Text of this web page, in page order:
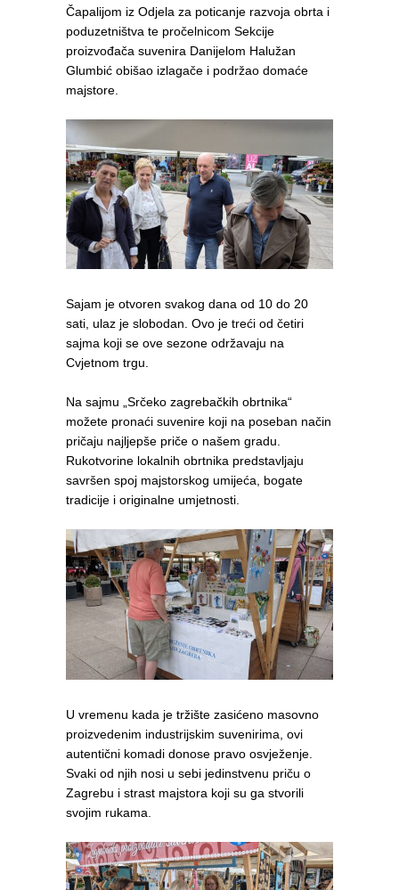
Čapalijom iz Odjela za poticanje razvoja obrta i
poduzetništva te pročelnicom Sekcije
proizvođača suvenira Danijelom Halužan
Glumbić obišao izlagače i podržao domaće
majstore.
Sajam je otvoren svakog dana od 10 do 20
sati, ulaz je slobodan. Ovo je treći od četiri
sajma koji se ove sezone održavaju na
Cvjetnom trgu.
Na sajmu „Srčeko zagrebačkih obrtnika“
možete pronaći suvenire koji na poseban način
pričaju najljepše priče o našem gradu.
Rukotvorine lokalnih obrtnika predstavljaju
savršen spoj majstorskog umijeća, bogate
tradicije i originalne umjetnosti.
U vremenu kada je tržište zasićeno masovno
proizvedenim industrijskim suvenirima, ovi
autentični komadi donose pravo osvježenje.
Svaki od njih nosi u sebi jedinstvenu priču o
Zagrebu i strast majstora koji su ga stvorili
svojim rukama.